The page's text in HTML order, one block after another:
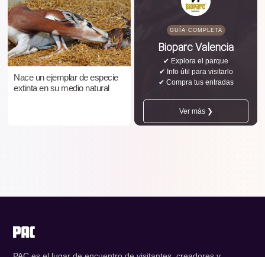
Nace un ejemplar de especie
extinta en su medio natural
GUÍA COMPLETA
Bioparc Valencia
✔ Explora el parque
✔ Info útil para visitarlo
✔ Compra tus entradas
Ver más ❯